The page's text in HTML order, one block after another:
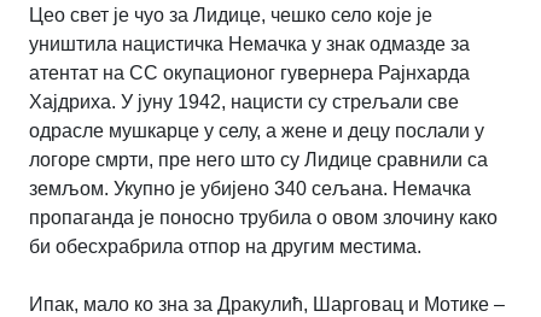
Цео свет је чуо за Лидице, чешко село које је
уништила нацистичка Немачка у знак одмазде за
атентат на СС окупационог гувернера Рајнхарда
Хајдриха. У јуну 1942, нацисти су стрељали све
одрасле мушкарце у селу, а жене и децу послали у
логоре смрти, пре него што су Лидице сравнили са
земљом. Укупно је убијено 340 сељана. Немачка
пропаганда је поносно трубила о овом злочину како
би обесхрабрила отпор на другим местима.
Ипак, мало ко зна за Дракулић, Шарговац и Мотике –